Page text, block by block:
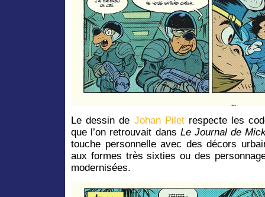
Le dessin de Johan Pilet respecte les
que l’on retrouvait dans Le Journal de
touche personnelle avec des décors
aux formes très sixties ou des
modernisées.